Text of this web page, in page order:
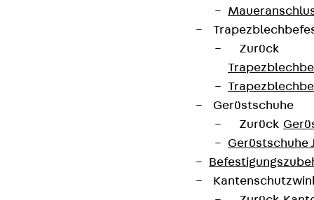
Zurück
Gerüstschuhe
Zurück
Gerüstschuhe
Lagermengeneinheit